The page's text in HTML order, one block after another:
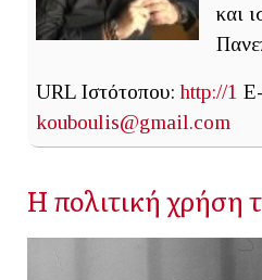
και
URL Ιστότοπου:http://1
kouboulis@gmail.com
Η πολιτική χρήση